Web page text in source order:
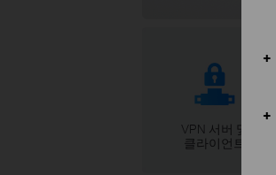
VPN 서버 및
클라이언트